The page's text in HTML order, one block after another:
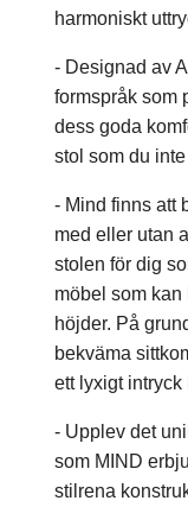
harmoniskt
- Designad av
formspråk som
dess goda
stol som du
- Mind finns att
med eller utan
stolen för dig
möbel som
höjder. På
bekväma
ett lyxigt intryck
- Upplev det
som MIND
stilrena